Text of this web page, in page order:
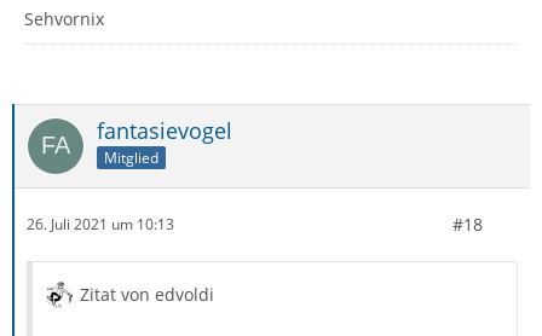
Sehvornix
fantasievogel
Mitglied
26. Juli 2021 um 10:13 #18
Zitat von edvoldi